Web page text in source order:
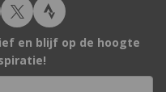
en blijf op de hoogte